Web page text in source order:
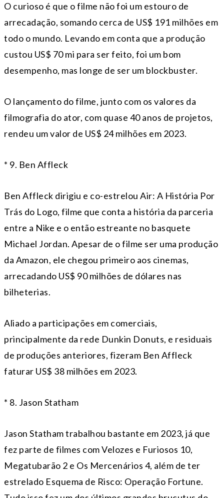
O curioso é que o filme não foi um estouro de
arrecadação, somando cerca de US$ 191 milhões em
todo o mundo. Levando em conta que a produção
custou US$ 70 mi para ser feito, foi um bom
desempenho, mas longe de ser um blockbuster.
O lançamento do filme, junto com os valores da
filmografia do ator, com quase 40 anos de projetos,
rendeu um valor de US$ 24 milhões em 2023.
* 9. Ben Affleck
Ben Affleck dirigiu e co-estrelou Air: A História Por
Trás do Logo, filme que conta a história da parceria
entre a Nike e o então estreante no basquete
Michael Jordan. Apesar de o filme ser uma produção
da Amazon, ele chegou primeiro aos cinemas,
arrecadando US$ 90 milhões de dólares nas
bilheterias.
Aliado a participações em comerciais,
principalmente da rede Dunkin Donuts, e residuais
de produções anteriores, fizeram Ben Affleck
faturar US$ 38 milhões em 2023.
* 8. Jason Statham
Jason Statham trabalhou bastante em 2023, já que
fez parte de filmes com Velozes e Furiosos 10,
Megatubarão 2 e Os Mercenários 4, além de ter
estrelado Esquema de Risco: Operação Fortune.